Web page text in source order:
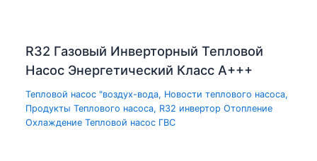
R32 Газовый Инверторный Тепловой
Насос Энергетический Класс А+++
Тепловой насос "воздух-вода, Новости теплового насоса,
Продукты Теплового насоса, R32 инвертор Отопление
Охлаждение Тепловой насос ГВС